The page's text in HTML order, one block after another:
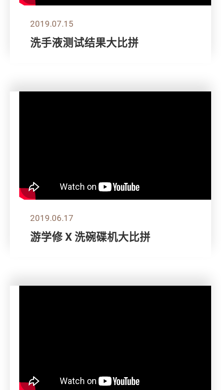
2019.07.15
洗手液测试结果大比拼
2019.06.17
游学修 X 洗碗碟机大比拼